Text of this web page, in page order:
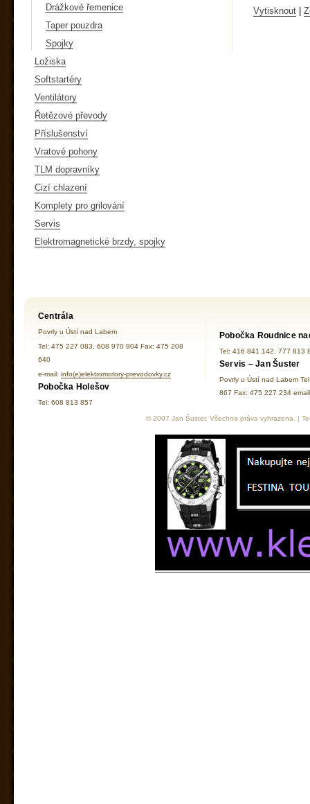
Drážkové řemenice
Taper pouzdra
Spojky
Ložiska
Softstartéry
Ventilátory
Řetězové převody
Příslušenství
Vratové pohony
TLM dopravníky
Cizí chlazení
Komplety pro grilování
Servis
Elektromagnetické brzdy, spojky
Vytisknout
Centrála
Povrly u Ústí nad Labem
Tel: 475 227 083, 608 970 904 Fax: 475 208
640
e-mail: info(e)elektromotory-prevodovky.cz
Pobočka Holešov
Tel: 608 813 857
Pobočka Roudnice
Tel: 416 841 142, 777 813
Servis – Jan Šuster
Povrly u Ústí nad Labem
867 Fax: 475 227 234
© 2007 Jan Šuster, Všechna práva vyhrazena. |